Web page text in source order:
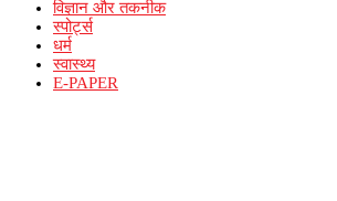
विज्ञान और तकनीक
स्पोर्ट्स
धर्म
स्वास्थ्य
E-PAPER